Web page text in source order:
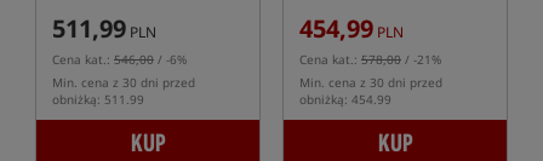
511,99 PLN
Cena kat.: 546,00 / -6%
Min. cena z 30 dni przed
obniżką: 511.99
KUP
454,99 PLN
Cena kat.: 578,00 / -21%
Min. cena z 30 dni przed
obniżką: 454.99
KUP